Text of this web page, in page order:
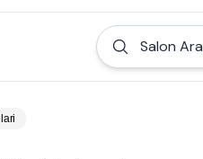
Salon Ara